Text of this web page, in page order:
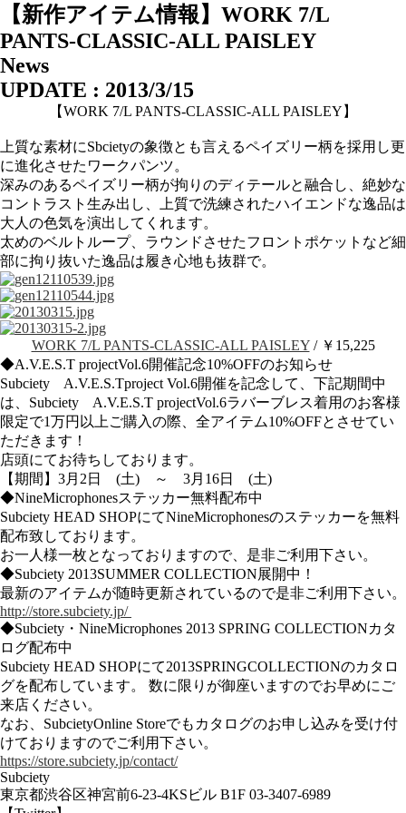
【新作アイテム情報】WORK 7/L
PANTS-CLASSIC-ALL PAISLEY
News
UPDATE : 2013/3/15
【WORK 7/L PANTS-CLASSIC-ALL PAISLEY】
上質な素材にSbcietyの象徴とも言えるペイズリー柄を採用し更
に進化させたワークパンツ。
深みのあるペイズリー柄が拘りのディテールと融合し、絶妙な
コントラスト生み出し、上質で洗練されたハイエンドな逸品は
大人の色気を演出してくれます。
太めのベルトループ、ラウンドさせたフロントポケットなど細
部に拘り抜いた逸品は履き心地も抜群で。
WORK 7/L PANTS-CLASSIC-ALL PAISLEY/ ￥15,225
◆A.V.E.S.T projectVol.6開催記念10%OFFのお知らせ
Subciety A.V.E.S.Tproject Vol.6開催を記念して、下記期間中
は、Subciety A.V.E.S.T projectVol.6ラバーブレス着用のお客様
限定で1万円以上ご購入の際、全アイテム10%OFFとさせてい
ただきます！
店頭にてお待ちしております。
【期間】3月2日 (土) ～ 3月16日 (土)
◆NineMicrophonesステッカー無料配布中
Subciety HEAD SHOPにてNineMicrophonesのステッカーを無料
配布致しております。
お一人様一枚となっておりますので、是非ご利用下さい。
◆Subciety 2013SUMMER COLLECTION展開中！
最新のアイテムが随時更新されているので是非ご利用下さい。
http://store.subciety.jp/
◆Subciety・NineMicrophones 2013 SPRING COLLECTIONカタ
ログ配布中
Subciety HEAD SHOPにて2013SPRINGCOLLECTIONのカタロ
グを配布しています。 数に限りが御座いますのでお早めにご
来店ください。
なお、SubcietyOnline Storeでもカタログのお申し込みを受け付
けておりますのでご利用下さい。
https://store.subciety.jp/contact/
Subciety
東京都渋谷区神宮前6-23-4KSビル B1F 03-3407-6989